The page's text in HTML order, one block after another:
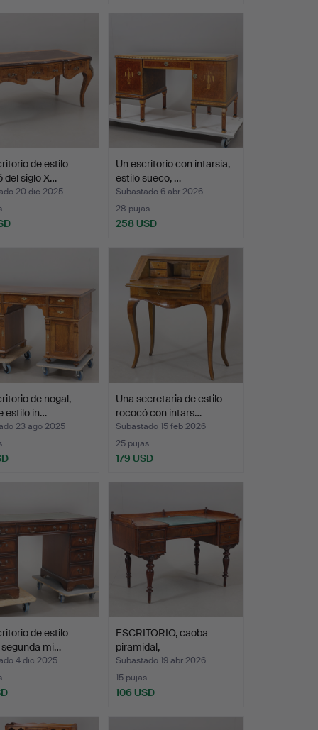
de estilo
del siglo X…
20 dic 2025
Un escritorio con intarsia,
estilo sueco, …
Subastado 6 abr 2026
28 pujas
258 USD
de nogal,
estilo in…
23 ago 2025
Una secretaria de estilo
rococó con intars…
Subastado 15 feb 2026
25 pujas
179 USD
de estilo
segunda mi…
4 dic 2025
ESCRITORIO, caoba
piramidal,
probablemente…
Subastado 19 abr 2026
15 pujas
106 USD